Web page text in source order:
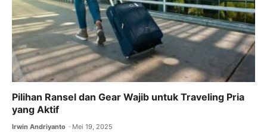
Pilihan Ransel dan Gear Wajib untuk Traveling Pria
yang Aktif
Irwin Andriyanto Mei 19, 2025